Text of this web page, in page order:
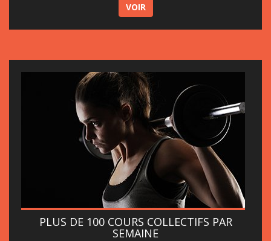
VOIR
PLUS DE 100 COURS COLLECTIFS PAR
SEMAINE